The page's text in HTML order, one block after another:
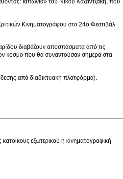
Ιαπωνία» του Νίκου Καζαντζάκη, που
Κινηματογράφου στο 24ο Φεστιβάλ
διαβάζουν αποσπάσματα από τις
κόσμο που θα συναντούσαν σήμερα στα
από διαδικτυακή πλατφόρμα).
εξωτερικού η κινηματογραφική